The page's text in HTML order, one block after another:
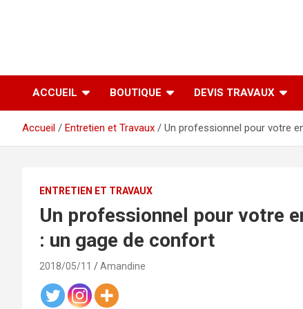
ACCUEIL BOUTIQUE DEVIS TRAVAUX
Accueil Entretien et Travaux Un professionnel pour votre
ENTRETIEN ET TRAVAUX
Un professionnel pour votre
: un gage de confort
2018/05/11 Amandine